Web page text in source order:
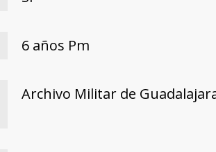
6 años Pm
Archivo Militar de